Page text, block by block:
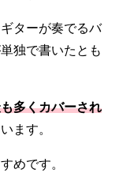
ターが奏でるバ
独で書いたとも
多くカバーされ
ます。
めです。